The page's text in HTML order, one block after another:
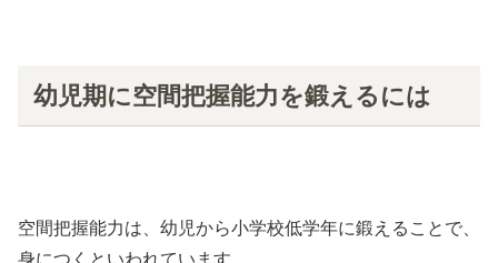
幼児期に空間把握能力を鍛えるには
空間把握能力は、幼児から小学校低学年に鍛えることで、